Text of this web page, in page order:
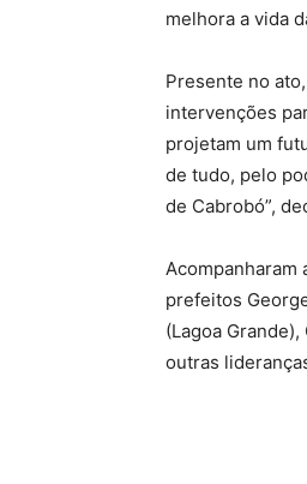
melhora a vida
Presente no
intervenções
projetam um
de tudo, pelo
de Cabrobó”,
Acompanharam
prefeitos
(Lagoa
outras